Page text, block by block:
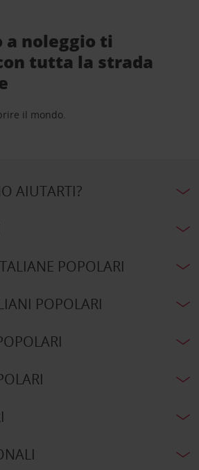
a noleggio ti
tutta la strada
il mondo.
AIUTARTI?
POPOLARI
POPOLARI